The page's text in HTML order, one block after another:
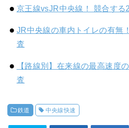
京王線vsJR中央線！ 競合する
JR中央線の車内トイレの有無
査
【路線別】在来線の最高速度
査
鉄道 中央線快速